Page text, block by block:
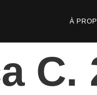
À
C.